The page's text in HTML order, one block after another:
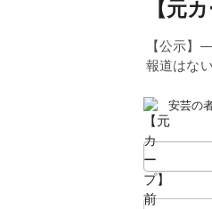
【元
【公示】
報道はな
安芸の